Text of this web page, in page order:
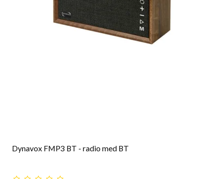
Dynavox FMP3 BT - radio med BT